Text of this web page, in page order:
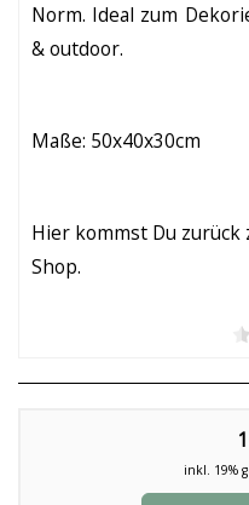
Norm. Ideal zum
& outdoor.
Maße: 50x40x30cm
Hier kommst Du zurück
Shop.
inkl. 19%